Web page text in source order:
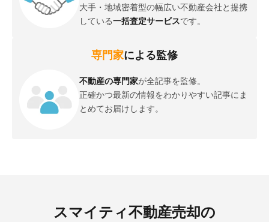
大手・地域密着型の幅広い不動産会社と提携
している一括査定サービスです。
専門家による監修
不動産の専門家が全記事を監修。
正確かつ最新の情報をわかりやすい記事にま
とめてお届けします。
スマイティ不動産売却の